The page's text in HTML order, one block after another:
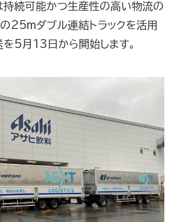
持続可能かつ生産性の高い物流の
25mダブル連結トラックを活用
5月13日から開始します。